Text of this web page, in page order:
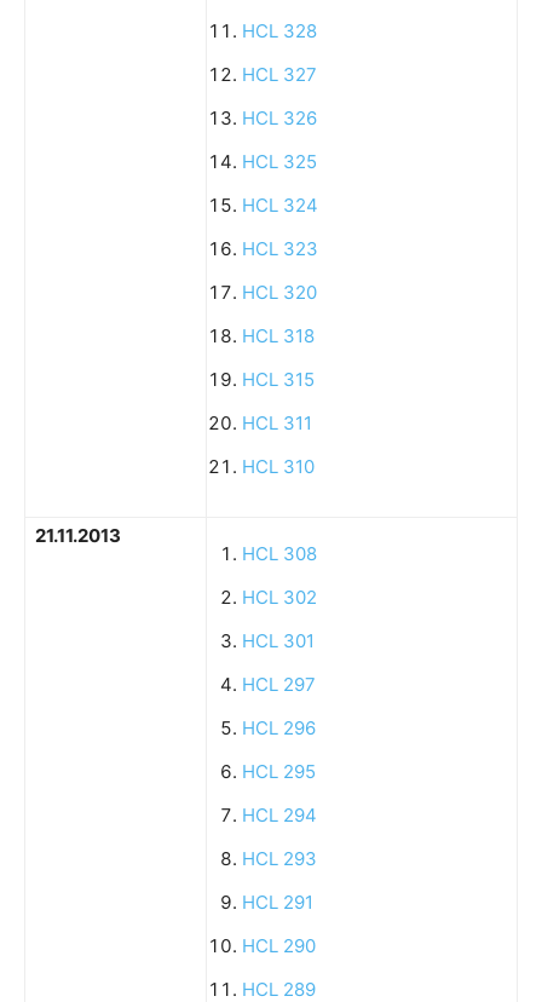
HCL 328
HCL 327
HCL 326
HCL 325
HCL 324
HCL 323
HCL 320
HCL 318
HCL 315
HCL 311
HCL 310
21.11.2013
HCL 308
HCL 302
HCL 301
HCL 297
HCL 296
HCL 295
HCL 294
HCL 293
HCL 291
HCL 290
HCL 289